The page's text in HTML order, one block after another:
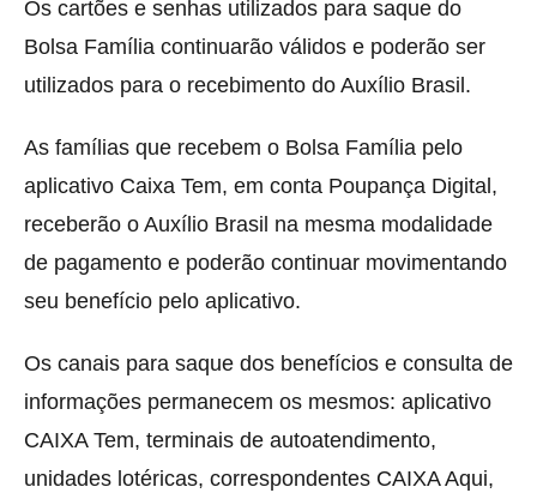
Os cartões e senhas utilizados para saque do
Bolsa Família continuarão válidos e poderão ser
utilizados para o recebimento do Auxílio Brasil.
As famílias que recebem o Bolsa Família pelo
aplicativo Caixa Tem, em conta Poupança Digital,
receberão o Auxílio Brasil na mesma modalidade
de pagamento e poderão continuar movimentando
seu benefício pelo aplicativo.
Os canais para saque dos benefícios e consulta de
informações permanecem os mesmos: aplicativo
CAIXA Tem, terminais de autoatendimento,
unidades lotéricas, correspondentes CAIXA Aqui,